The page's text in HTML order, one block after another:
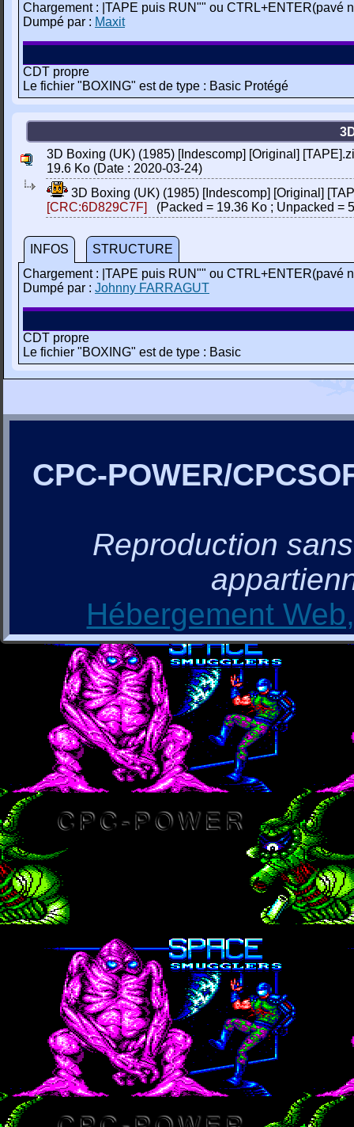
Chargement : |TAPE puis RUN"" ou CTRL+ENTER(pavé
Dumpé par : Maxit
CDT propre
Le fichier "BOXING" est de type : Basic Protégé
3D Boxing (UK) (1985) [Indescomp] [Original]
19.6 Ko (Date : 2020-03-24)
3D Boxing (UK) (1985) [Indescomp] [Original]
[CRC:6D829C7F]
(Packed = 19.36 Ko ; Unpacked =
INFOS
STRUCTURE
Chargement : |TAPE puis RUN"" ou CTRL+ENTER(pavé
Dumpé par : Johnny FARRAGUT
CDT propre
Le fichier "BOXING" est de type : Basic
CPC-POWER/
Reproduction
Hébergement